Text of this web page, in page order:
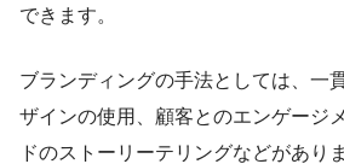
できます。
ブランディングの手法としては、一
ザインの使用、顧客とのエンゲージ
ドのストーリーテリングなどがあり